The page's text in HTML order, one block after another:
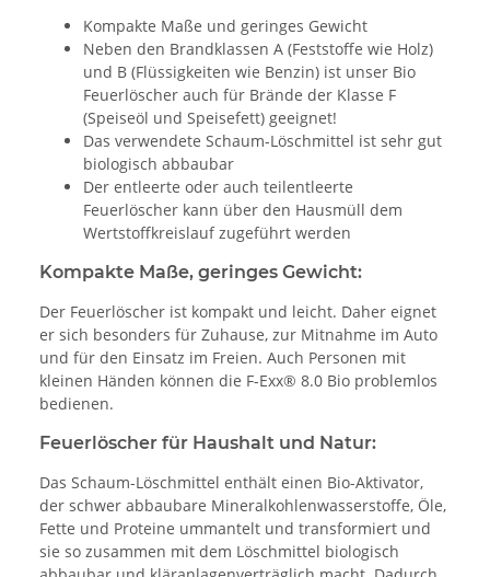
Kompakte Maße und geringes Gewicht
Neben den Brandklassen A (Feststoffe wie Holz)
und B (Flüssigkeiten wie Benzin) ist unser Bio
Feuerlöscher auch für Brände der Klasse F
(Speiseöl und Speisefett) geeignet!
Das verwendete Schaum-Löschmittel ist sehr gut
biologisch abbaubar
Der entleerte oder auch teilentleerte
Feuerlöscher kann über den Hausmüll dem
Wertstoffkreislauf zugeführt werden
Kompakte Maße, geringes Gewicht:
Der Feuerlöscher ist kompakt und leicht. Daher eignet
er sich besonders für Zuhause, zur Mitnahme im Auto
und für den Einsatz im Freien. Auch Personen mit
kleinen Händen können die F-Exx® 8.0 Bio problemlos
bedienen.
Feuerlöscher für Haushalt und Natur:
Das Schaum-Löschmittel enthält einen Bio-Aktivator,
der schwer abbaubare Mineralkohlenwasserstoffe, Öle,
Fette und Proteine ummantelt und transformiert und
sie so zusammen mit dem Löschmittel biologisch